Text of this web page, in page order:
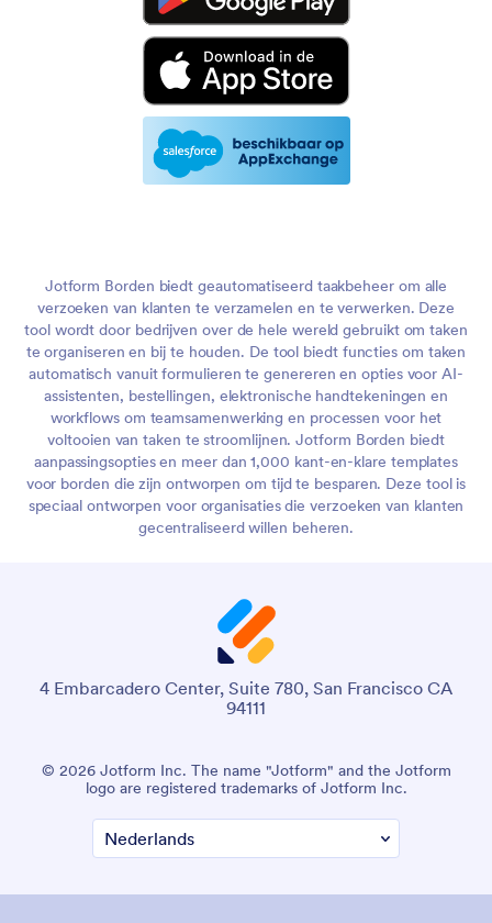
Jotform Borden biedt geautomatiseerd taakbeheer om alle
verzoeken van klanten te verzamelen en te verwerken. Deze
tool wordt door bedrijven over de hele wereld gebruikt om taken
te organiseren en bij te houden. De tool biedt functies om taken
automatisch vanuit formulieren te genereren en opties voor AI-
assistenten, bestellingen, elektronische handtekeningen en
workflows om teamsamenwerking en processen voor het
voltooien van taken te stroomlijnen. Jotform Borden biedt
aanpassingsopties en meer dan 1,000 kant-en-klare templates
voor borden die zijn ontworpen om tijd te besparen. Deze tool is
speciaal ontworpen voor organisaties die verzoeken van klanten
gecentraliseerd willen beheren.
4 Embarcadero Center, Suite 780, San Francisco CA
94111
© 2026 Jotform Inc. The name "Jotform" and the Jotform
logo are registered trademarks of Jotform Inc.